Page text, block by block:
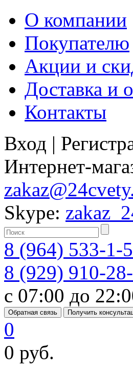
О компании
Покупателю
Акции и
Доставка и
Контакты
Вход |
Интернет-
Skype:
8 (964) 533-1-
8 (929) 910-
с 07:00 до
Обратная связь Получить
0
0 руб.